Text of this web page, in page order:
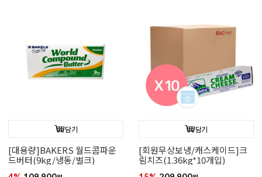
담기
[대용량]BAKERS 월드콤파운
드버터(9kg/냉동/벌크)
담기
[회원무상보냉/캐스케이드]크
림치즈(1.36kg*10개입)